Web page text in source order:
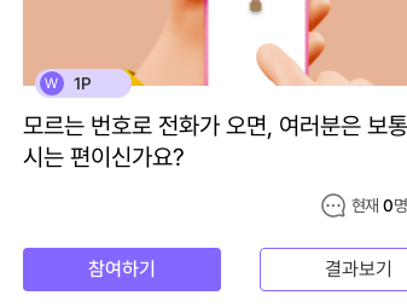
W 1P
모르는 번호로 전화가 오면, 여러분은 보
시는 편이신가요?
현재0
참여하기 결과보기